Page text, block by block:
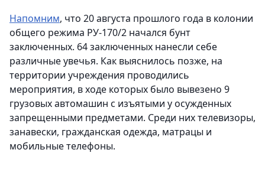
Напомним, что 20 августа прошлого года в колонии
общего режима РУ-170/2 начался бунт
заключенных. 64 заключенных нанесли себе
различные увечья. Как выяснилось позже, на
территории учреждения проводились
мероприятия, в ходе которых было вывезено 9
грузовых автомашин с изъятыми у осужденных
запрещенными предметами. Среди них телевизоры,
занавески, гражданская одежда, матрацы и
мобильные телефоны.